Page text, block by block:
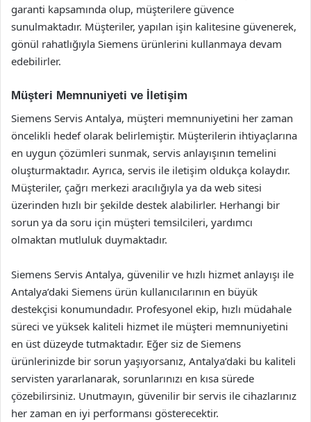
garanti kapsamında olup, müşterilere güvence
sunulmaktadır. Müşteriler, yapılan işin kalitesine güvenerek,
gönül rahatlığıyla Siemens ürünlerini kullanmaya devam
edebilirler.
Müşteri Memnuniyeti ve İletişim
Siemens Servis Antalya, müşteri memnuniyetini her zaman
öncelikli hedef olarak belirlemiştir. Müşterilerin ihtiyaçlarına
en uygun çözümleri sunmak, servis anlayışının temelini
oluşturmaktadır. Ayrıca, servis ile iletişim oldukça kolaydır.
Müşteriler, çağrı merkezi aracılığıyla ya da web sitesi
üzerinden hızlı bir şekilde destek alabilirler. Herhangi bir
sorun ya da soru için müşteri temsilcileri, yardımcı
olmaktan mutluluk duymaktadır.
Siemens Servis Antalya, güvenilir ve hızlı hizmet anlayışı ile
Antalya’daki Siemens ürün kullanıcılarının en büyük
destekçisi konumundadır. Profesyonel ekip, hızlı müdahale
süreci ve yüksek kaliteli hizmet ile müşteri memnuniyetini
en üst düzeyde tutmaktadır. Eğer siz de Siemens
ürünlerinizde bir sorun yaşıyorsanız, Antalya’daki bu kaliteli
servisten yararlanarak, sorunlarınızı en kısa sürede
çözebilirsiniz. Unutmayın, güvenilir bir servis ile cihazlarınız
her zaman en iyi performansı gösterecektir.